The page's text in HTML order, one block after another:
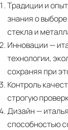
Традиции и опыт
знания о
стекла и
Инновации —
технологии,
сохраняя при
Контроль
строгую
Дизайн—
способностью